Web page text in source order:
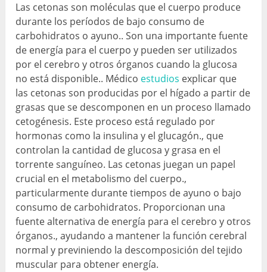
Las cetonas son moléculas que el cuerpo produce
durante los períodos de bajo consumo de
carbohidratos o ayuno.. Son una importante fuente
de energía para el cuerpo y pueden ser utilizados
por el cerebro y otros órganos cuando la glucosa
no está disponible.. Médico estudios explicar que
las cetonas son producidas por el hígado a partir de
grasas que se descomponen en un proceso llamado
cetogénesis. Este proceso está regulado por
hormonas como la insulina y el glucagón., que
controlan la cantidad de glucosa y grasa en el
torrente sanguíneo. Las cetonas juegan un papel
crucial en el metabolismo del cuerpo.,
particularmente durante tiempos de ayuno o bajo
consumo de carbohidratos. Proporcionan una
fuente alternativa de energía para el cerebro y otros
órganos., ayudando a mantener la función cerebral
normal y previniendo la descomposición del tejido
muscular para obtener energía.